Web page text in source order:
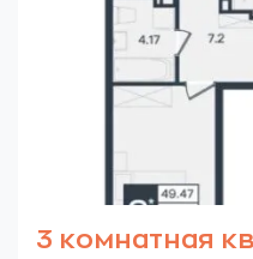
3 комнатная